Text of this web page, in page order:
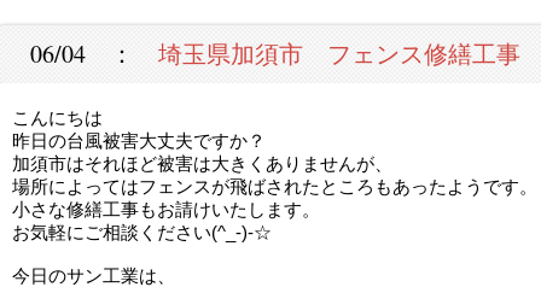
06/04 ： 埼玉県加須市 フェンス修繕工事
こんにちは
昨日の台風被害大丈夫ですか？
加須市はそれほど被害は大きくありませんが、
場所によってはフェンスが飛ばされたところもあったようです。
小さな修繕工事もお請けいたします。
お気軽にご相談ください(^_-)-☆
今日のサン工業は、